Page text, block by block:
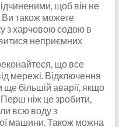
щоб він не
Ви також можете
з харчовою содою в
неприємних
що все
мережі. Відключення
ще більшій аварії, якщо
ніж це зробити,
всю воду з
машини. Також можна